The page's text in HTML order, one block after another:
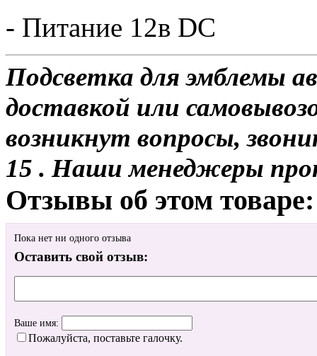
- Питание 12в DC
Подсветка для эмблемы
доставкой или
возникнут вопросы,
15 . Наши менеджеры
Отзывы об этом товаре:
Пока нет ни одного отзыва
Оставить свой отзыв:
Ваше имя:
Пожалуйста, поставьте галочку.